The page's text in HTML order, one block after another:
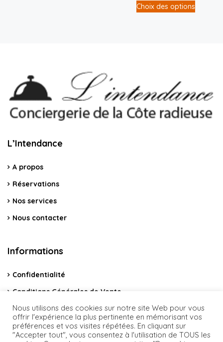
Choix des options
L’Intendance
A propos
Réservations
Nos services
Nous contacter
Informations
Confidentialité
Conditions Générales de Vente
Mentions légales
Nous utilisons des cookies sur notre site Web pour vous
offrir l'expérience la plus pertinente en mémorisant vos
préférences et vos visites répétées. En cliquant sur
"Accepter tout", vous consentez à l'utilisation de TOUS les